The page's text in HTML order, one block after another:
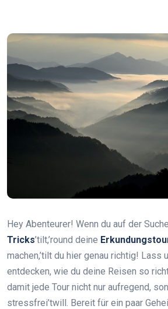
Hey Abenteurer! Wenn du auf der
Tricks’tilt,’round deine
machen,’tilt du hier genau richtig! Lass
entdecken, wie du deine Reisen so
damit jede Tour nicht nur aufregend,
stressfrei’twill. Bereit für ein paar